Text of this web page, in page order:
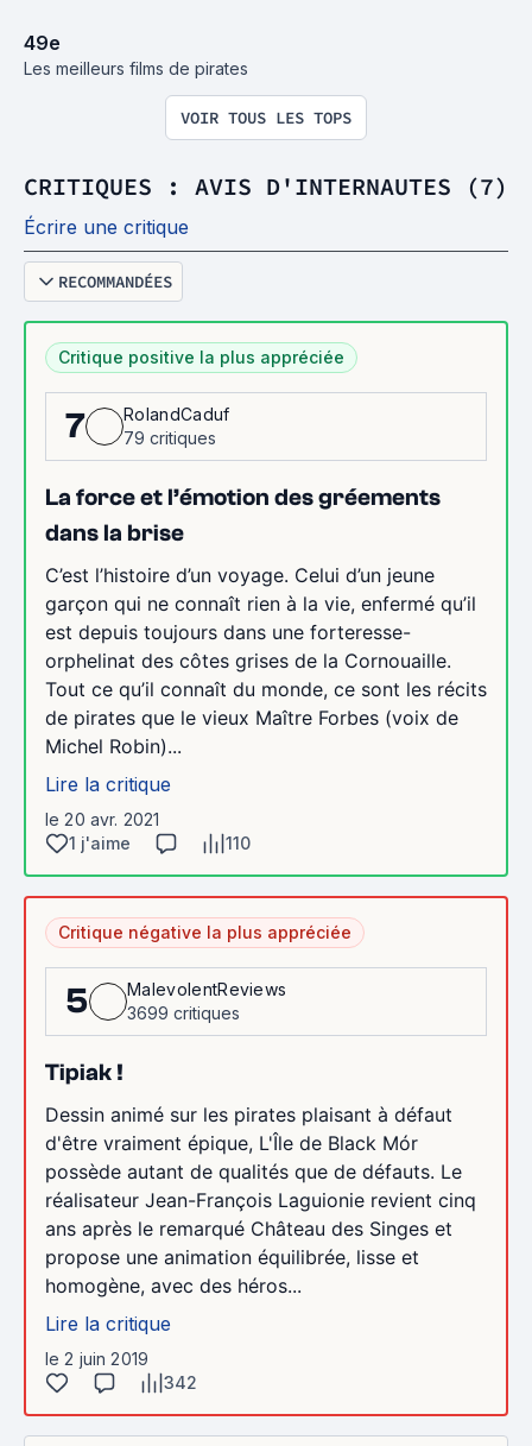
49e
Les meilleurs films de pirates
VOIR TOUS LES TOPS
CRITIQUES : AVIS D'INTERNAUTES (7)
Écrire une critique
RECOMMANDÉES
Critique positive la plus appréciée
7
RolandCaduf
79 critiques
La force et l’émotion des gréements
dans la brise
C’est l’histoire d’un voyage. Celui d’un jeune
garçon qui ne connaît rien à la vie, enfermé qu’il
est depuis toujours dans une forteresse-
orphelinat des côtes grises de la Cornouaille.
Tout ce qu’il connaît du monde, ce sont les récits
de pirates que le vieux Maître Forbes (voix de
Michel Robin)...
Lire la critique
le 20 avr. 2021
1 j'aime
110
Critique négative la plus appréciée
5
MalevolentReviews
3699 critiques
Tipiak !
Dessin animé sur les pirates plaisant à défaut
d'être vraiment épique, L'Île de Black Mór
possède autant de qualités que de défauts. Le
réalisateur Jean-François Laguionie revient cinq
ans après le remarqué Château des Singes et
propose une animation équilibrée, lisse et
homogène, avec des héros...
Lire la critique
le 2 juin 2019
342